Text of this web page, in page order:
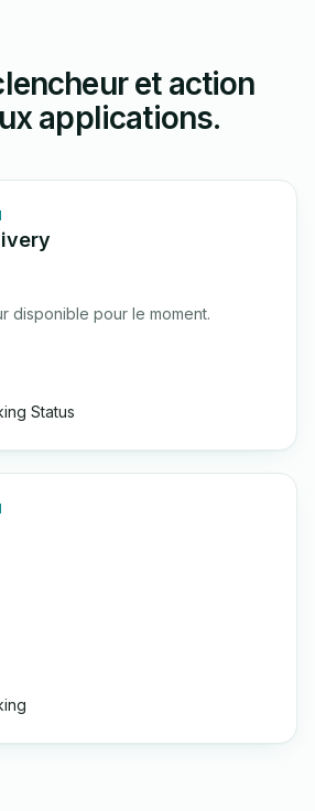
et action
applications.
disponible pour le moment.
Status